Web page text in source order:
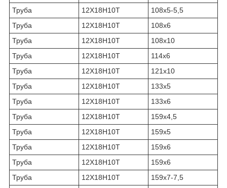
Труба
12Х18Н10Т
108х5-5,5
Труба
12Х18Н10Т
108х6
Труба
12Х18Н10Т
108х10
Труба
12Х18Н10Т
114х6
Труба
12Х18Н10Т
121х10
Труба
12Х18Н10Т
133х5
Труба
12Х18Н10Т
133х6
Труба
12Х18Н10Т
159х4,5
Труба
12Х18Н10Т
159х5
Труба
12Х18Н10Т
159х6
Труба
12Х18Н10Т
159х6
Труба
12Х18Н10Т
159х7-7,5